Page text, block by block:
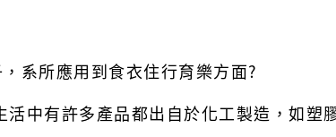
系所應用到食衣住行育樂方面?
活中有許多產品都出自於化工製造，如塑